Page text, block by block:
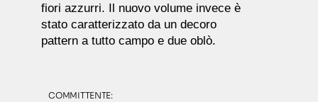
fiori azzurri. Il nuovo volume invece è
stato caratterizzato da un decoro
pattern a tutto campo e due oblò.
COMMITTENTE: